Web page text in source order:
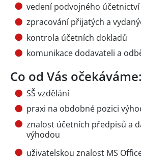
vedení podvojného účetnictví
zpracování přijatých a
kontrola účetních dokladů
komunikace dodavateli a
Co od Vás očekáváme:
SŠ vzdělání
praxi na obdobné pozici
znalost účetních předpisů a
výhodou
uživatelskou znalost MS